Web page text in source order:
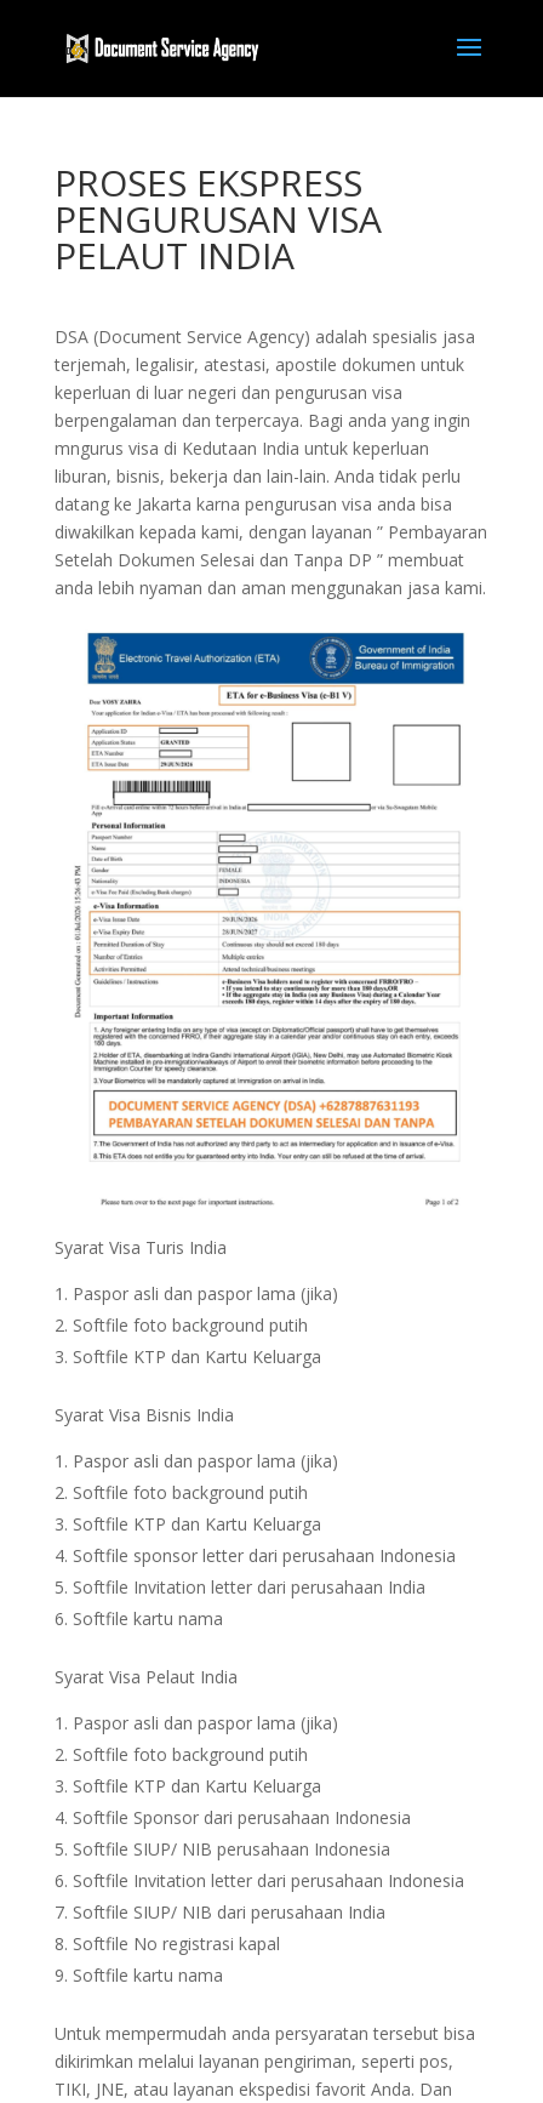
PROSES EKSPRESS
PENGURUSAN VISA
PELAUT INDIA
DSA (Document Service Agency) adalah spesialis jasa
terjemah, legalisir, atestasi, apostile dokumen untuk
keperluan di luar negeri dan pengurusan visa
berpengalaman dan terpercaya. Bagi anda yang ingin
mngurus visa di Kedutaan India untuk keperluan
liburan, bisnis, bekerja dan lain-lain. Anda tidak perlu
datang ke Jakarta karna pengurusan visa anda bisa
diwakilkan kepada kami, dengan layanan ” Pembayaran
Setelah Dokumen Selesai dan Tanpa DP ” membuat
anda lebih nyaman dan aman menggunakan jasa kami.
Syarat Visa Turis India
Paspor asli dan paspor lama (jika)
Softfile foto background putih
Softfile KTP dan Kartu Keluarga
Syarat Visa Bisnis India
Paspor asli dan paspor lama (jika)
Softfile foto background putih
Softfile KTP dan Kartu Keluarga
Softfile sponsor letter dari perusahaan Indonesia
Softfile Invitation letter dari perusahaan India
Softfile kartu nama
Syarat Visa Pelaut India
Paspor asli dan paspor lama (jika)
Softfile foto background putih
Softfile KTP dan Kartu Keluarga
Softfile Sponsor dari perusahaan Indonesia
Softfile SIUP/ NIB perusahaan Indonesia
Softfile Invitation letter dari perusahaan Indonesia
Softfile SIUP/ NIB dari perusahaan India
Softfile No registrasi kapal
Softfile kartu nama
Untuk mempermudah anda persyaratan tersebut bisa
dikirimkan melalui layanan pengiriman, seperti pos,
TIKI, JNE, atau layanan ekspedisi favorit Anda. Dan